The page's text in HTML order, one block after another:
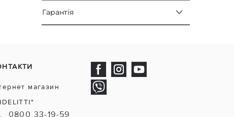
Гарантія
магазин
0800 33-19-59